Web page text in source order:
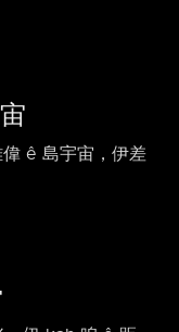
ê 島宇宙，伊差